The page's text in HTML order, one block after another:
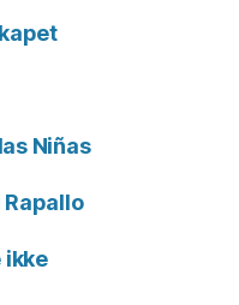
Niñas
ikke